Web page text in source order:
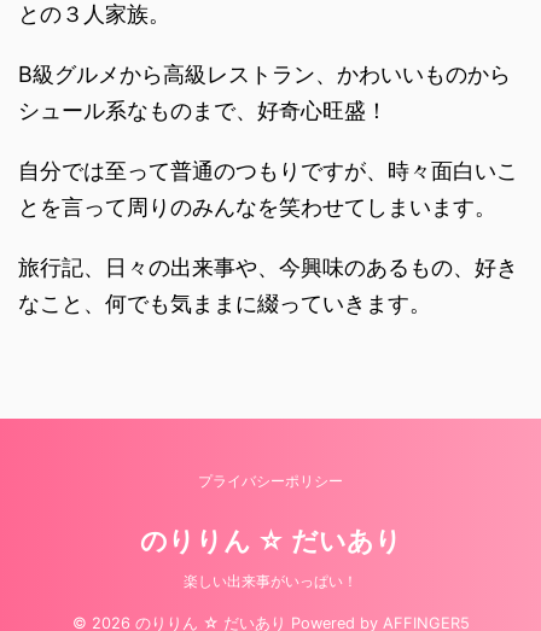
との３人家族。
B級グルメから高級レストラン、かわいいものから
シュール系なものまで、好奇心旺盛！
自分では至って普通のつもりですが、時々面白いこ
とを言って周りのみんなを笑わせてしまいます。
旅行記、日々の出来事や、今興味のあるもの、好き
なこと、何でも気ままに綴っていきます。
プライバシーポリシー
のりりん ☆ だいあり
楽しい出来事がいっぱい！
© 2026 のりりん ☆ だいあり Powered by AFFINGER5